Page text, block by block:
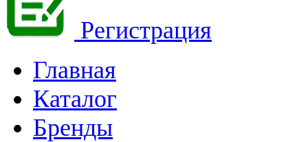
Регистрация
Главная
Каталог
Бренды